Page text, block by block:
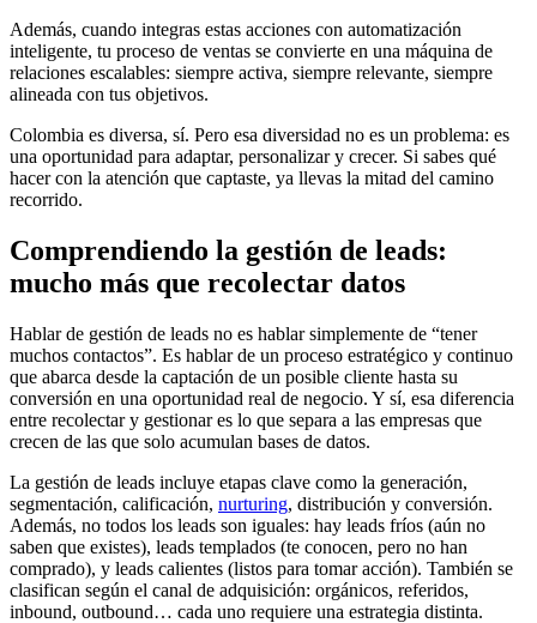
Además, cuando integras estas acciones con automatización
inteligente, tu proceso de ventas se convierte en una máquina de
relaciones escalables: siempre activa, siempre relevante, siempre
alineada con tus objetivos.
Colombia es diversa, sí. Pero esa diversidad no es un problema: es
una oportunidad para adaptar, personalizar y crecer. Si sabes qué
hacer con la atención que captaste, ya llevas la mitad del camino
recorrido.
Comprendiendo la gestión de leads:
mucho más que recolectar datos
Hablar de gestión de leads no es hablar simplemente de “tener
muchos contactos”. Es hablar de un proceso estratégico y continuo
que abarca desde la captación de un posible cliente hasta su
conversión en una oportunidad real de negocio. Y sí, esa diferencia
entre recolectar y gestionar es lo que separa a las empresas que
crecen de las que solo acumulan bases de datos.
La gestión de leads incluye etapas clave como la generación,
segmentación, calificación, nurturing, distribución y conversión.
Además, no todos los leads son iguales: hay leads fríos (aún no
saben que existes), leads templados (te conocen, pero no han
comprado), y leads calientes (listos para tomar acción). También se
clasifican según el canal de adquisición: orgánicos, referidos,
inbound, outbound… cada uno requiere una estrategia distinta.